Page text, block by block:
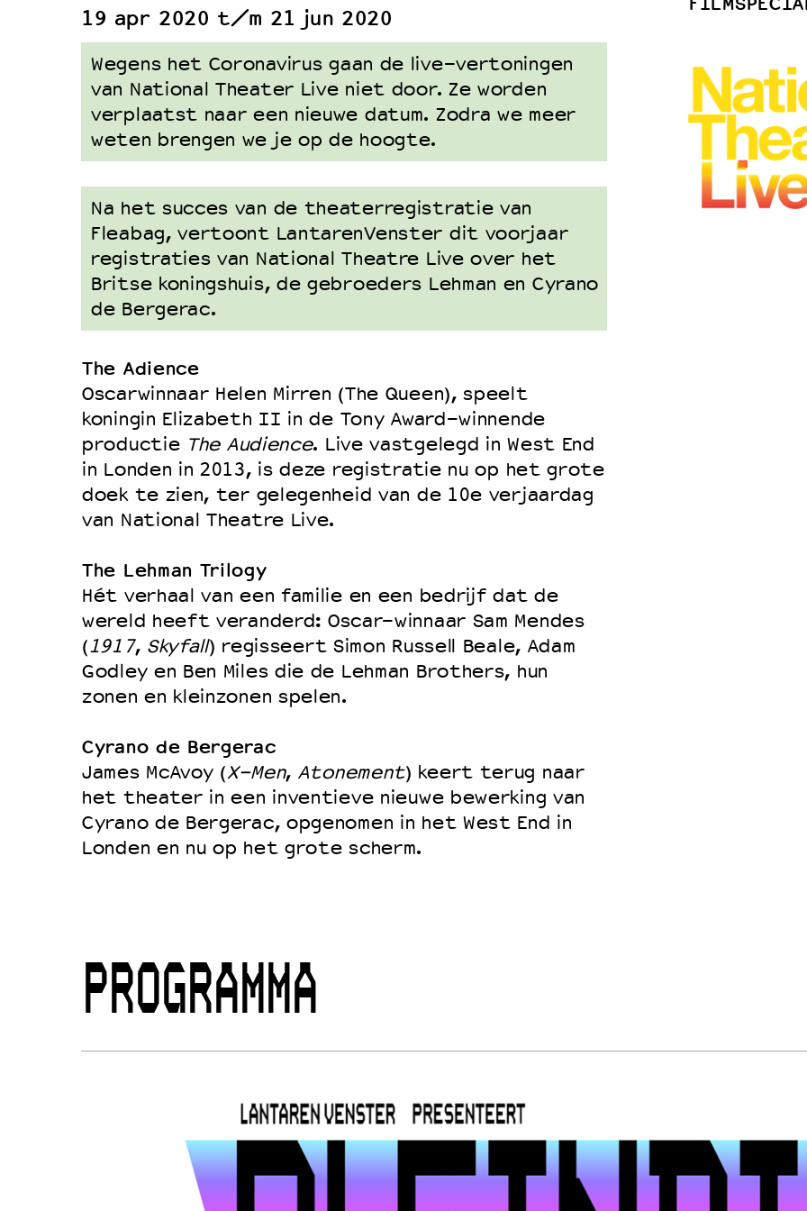
Duurzaamheid
Culturele boycot Israël
Ruimte voor artistieke vrijheid – VNPF
19 apr 2020 t/m 21 jun 2020
Wegens het Coronavirus gaan de live-vertoningen
van National Theater Live niet door. Ze worden
verplaatst naar een nieuwe datum. Zodra we meer
weten brengen we je op de hoogte.
Na het succes van de theaterregistratie van
Fleabag, vertoont LantarenVenster dit voorjaar
registraties van National Theatre Live over het
Britse koningshuis, de gebroeders Lehman en Cyrano
de Bergerac.
The Adience
Oscarwinnaar Helen Mirren (The Queen), speelt
koningin Elizabeth II in de Tony Award-winnende
productie The Audience. Live vastgelegd in West End
in Londen in 2013, is deze registratie nu op het grote
doek te zien, ter gelegenheid van de 10e verjaardag
van National Theatre Live.
The Lehman Trilogy
Hét verhaal van een familie en een bedrijf dat de
wereld heeft veranderd: Oscar-winnaar Sam Mendes
(1917, Skyfall) regisseert Simon Russell Beale, Adam
Godley en Ben Miles die de Lehman Brothers, hun
zonen en kleinzonen spelen.
Cyrano de Bergerac
James McAvoy (X-Men, Atonement) keert terug naar
het theater in een inventieve nieuwe bewerking van
Cyrano de Bergerac, opgenomen in het West End in
Londen en nu op het grote scherm.
PROGRAMMA